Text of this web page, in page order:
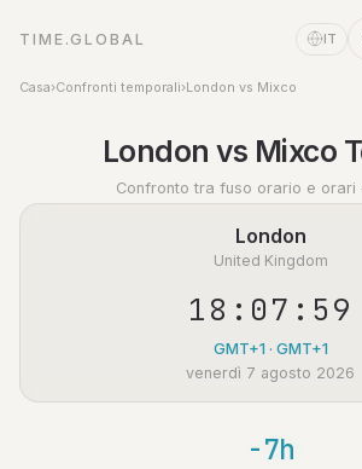
TIME.GLOBAL IT
Casa›Confronti temporali›London vs Mixco
London vs Mixco
Confronto tra fuso orario e orari
London
United Kingdom
18:07:59
GMT+1 · GMT+1
venerdì 7 agosto 2026
-7h
Assistente a tempo
Online